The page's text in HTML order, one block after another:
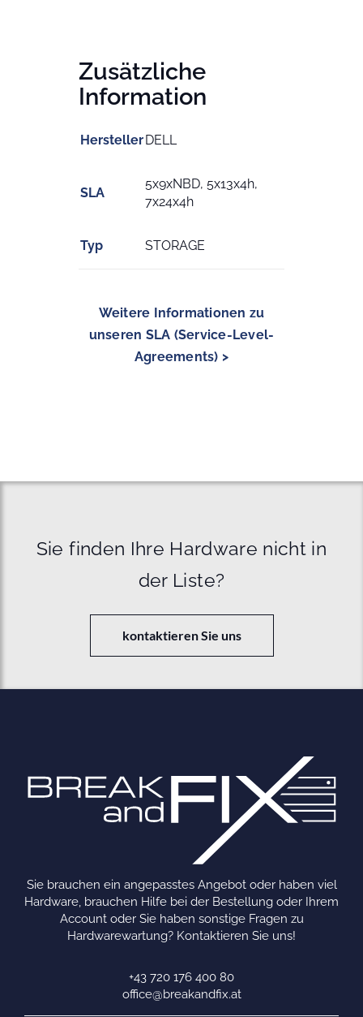
Zusätzliche
Information
HerstellerDELL
SLA
5x9xNBD, 5x13x4h,
7x24x4h
Typ STORAGE
Weitere Informationen zu
unseren SLA (Service-Level-
Agreements) >
Sie finden Ihre Hardware nicht in
der Liste?
kontaktieren Sie uns
Sie brauchen ein angepasstes Angebot oder haben viel
Hardware, brauchen Hilfe bei der Bestellung oder Ihrem
Account oder Sie haben sonstige Fragen zu
Hardwarewartung? Kontaktieren Sie uns!
+43 720 176 400 80
office@breakandfix.at